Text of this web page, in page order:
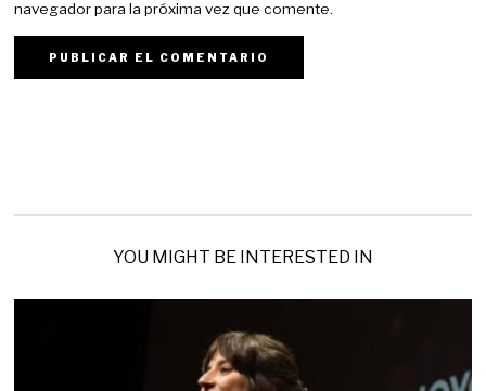
navegador para la próxima vez que comente.
YOU MIGHT BE INTERESTED IN